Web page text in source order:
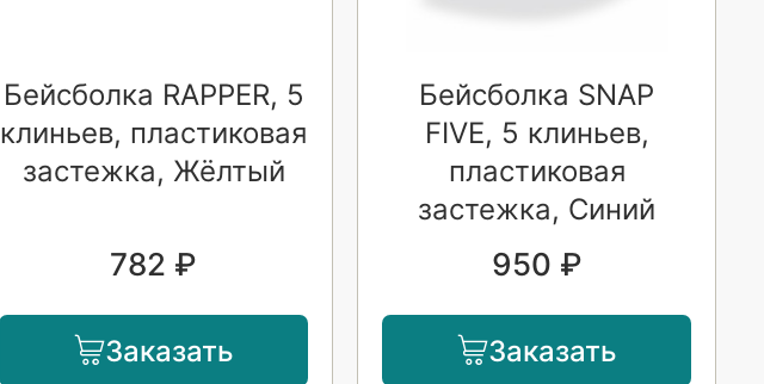
Бейсболка RAPPER, 5
клиньев, пластиковая
застежка, Жёлтый
782 ₽
Заказать
Бейсболка SNAP
FIVE, 5 клиньев,
пластиковая
застежка, Синий
950 ₽
Заказать